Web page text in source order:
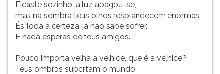
Ficaste sozinho, a luz apagou-se,
mas na sombra teus olhos resplandecem enormes.
És toda a certeza, já não sabe sofrer.
E nada esperas de teus amigos.
Pouco importa velha a velhice, que é a velhice?
Teus ombros suportam o mundo